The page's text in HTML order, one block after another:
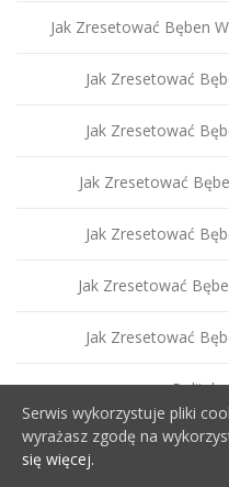
Jak Zresetować Bęben
Jak Zresetować
Jak Zresetować
Jak Zresetować
Jak Zresetować
Jak Zresetować
Jak Zresetować
Serwis wykorzystuje pliki
wyrażasz zgodę na
się więcej.